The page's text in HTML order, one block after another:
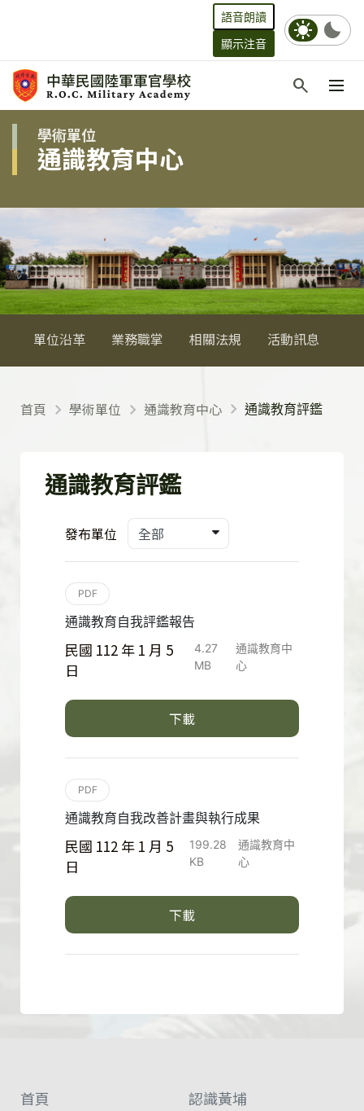
跳到主要內容
sunny bedtime
語音朗讀
顯示注音
::: search
:::
學術單位
通識教育中心
單位沿革 業務職掌 相關法規 活動訊息
首頁 學術單位 通識教育中心 通識教育評鑑
通識教育評鑑
發布單位
PDF
通識教育自我評鑑報告
民國 112 年 1 月 5
日
4.27
MB
通識教育中
心
下載
PDF
通識教育自我改善計畫與執行成果
民國 112 年 1 月 5
日
199.28
KB
通識教育中
心
下載
首頁
認識黃埔